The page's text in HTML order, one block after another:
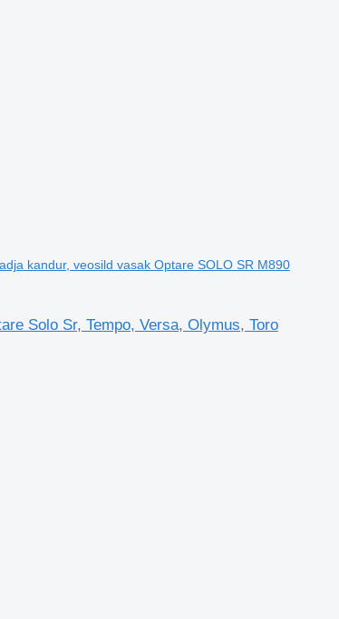
kandur, veosild vasak Optare SOLO SR M890
Solo Sr, Tempo, Versa, Olymus, Toro